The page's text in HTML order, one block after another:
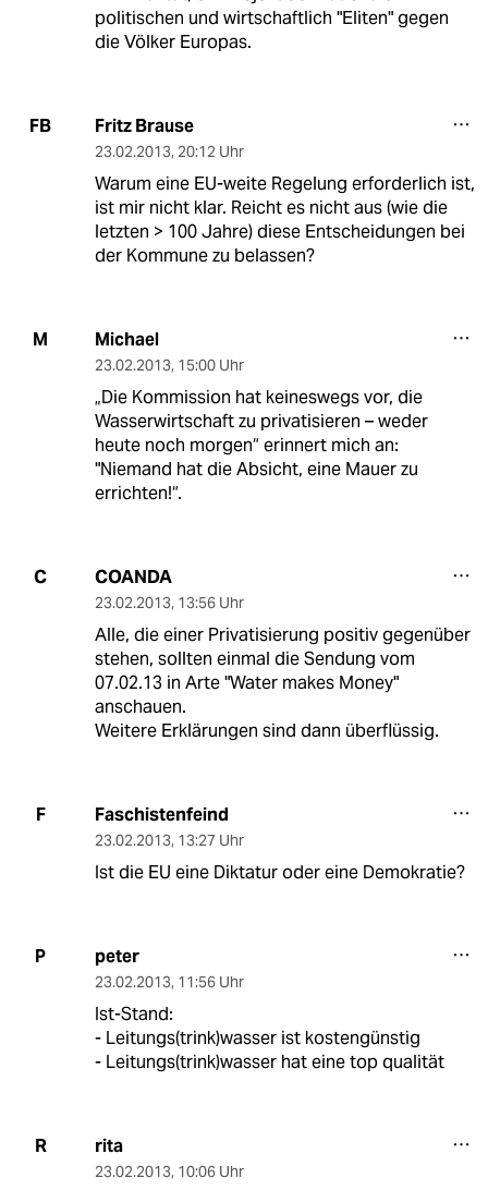
politischen und wirtschaftlich "Eliten" gegen
die Völker Europas.
FB Fritz Brause
23.02.2013, 20:12 Uhr
Warum eine EU-weite Regelung erforderlich ist,
ist mir nicht klar. Reicht es nicht aus (wie die
letzten > 100 Jahre) diese Entscheidungen bei
der Kommune zu belassen?
M Michael
23.02.2013, 15:00 Uhr
„Die Kommission hat keineswegs vor, die
Wasserwirtschaft zu privatisieren – weder
heute noch morgen“ erinnert mich an:
"Niemand hat die Absicht, eine Mauer zu
errichten!“.
C COANDA
23.02.2013, 13:56 Uhr
Alle, die einer Privatisierung positiv gegenüber
stehen, sollten einmal die Sendung vom
07.02.13 in Arte "Water makes Money"
anschauen.
Weitere Erklärungen sind dann überflüssig.
F Faschistenfeind
23.02.2013, 13:27 Uhr
Ist die EU eine Diktatur oder eine Demokratie?
P peter
23.02.2013, 11:56 Uhr
Ist-Stand:
- Leitungs(trink)wasser ist kostengünstig
- Leitungs(trink)wasser hat eine top qualität
R rita
23.02.2013, 10:06 Uhr